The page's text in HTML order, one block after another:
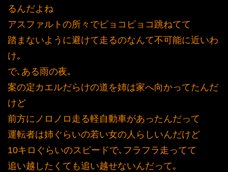
るんだよね
アスファルトの所々でピョコピョコ跳ねてて
踏まないように避けて走るのなんて不可能に近いわ
け｡
で､ある雨の夜｡
案の定カエルだらけの道を姉は家へ向かってたんだ
けど
前方にノロノロ走る軽自動車があったんだって
運転者は姉ぐらいの若い女の人らしいんだけど
10キロぐらいのスピードで､フラフラ走ってて
追い越したくても追い越せないんだって｡